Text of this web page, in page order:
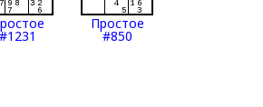
#1231
Простое
#850